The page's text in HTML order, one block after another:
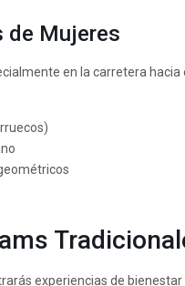
de Mujeres
en la carretera
experiencias de